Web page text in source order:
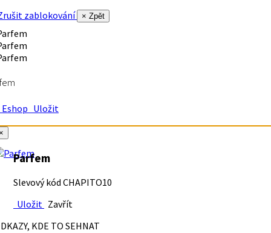
zablokování
× Zpět
Uložit
Parfem
Slevový kód CHAPITO10
Uložit Zavřít
KDE TO SEHNAT